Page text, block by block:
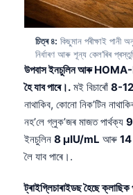
চিত্ৰ ৪: কিছুমান পৰীক্ষাই পানী
নিৰ্ধাৰণ আৰু শূন্য কেল’ৰিৰ
উপবাস ইনচুলিন আৰু HOMA-IR
হৈ যাব পাৰে।. মই বিচাৰোঁ 8-12
নাথাকিব, কোনো নিক’টিন
নহ’লে গ্লুক’জৰ মাজত পার্থক্য
ইনচুলিন 8 µIU/mL আৰু
লৈ যাব পাৰে।.
ট্ৰাইগ্লিচাৰাইডছ হৈছে